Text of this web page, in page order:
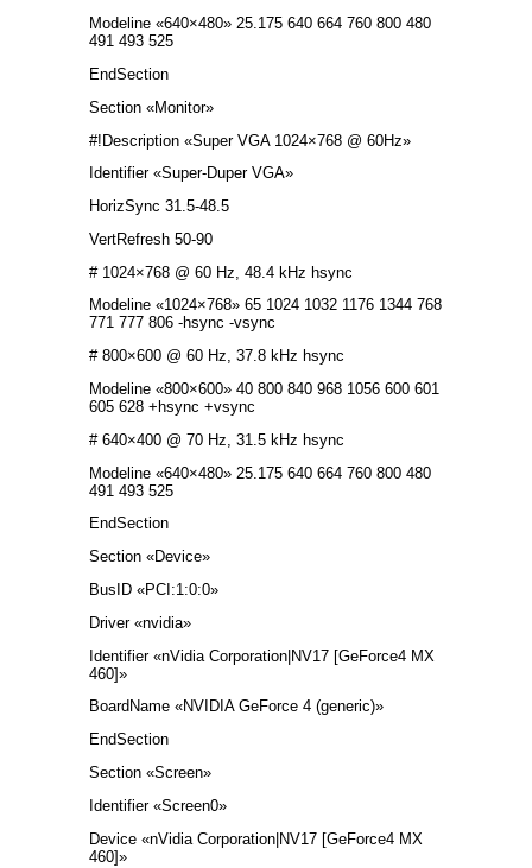
Modeline «640×480» 25.175 640 664 760 800 480
491 493 525
EndSection
Section «Monitor»
#!Description «Super VGA 1024×768 @ 60Hz»
Identifier «Super-Duper VGA»
HorizSync 31.5-48.5
VertRefresh 50-90
# 1024×768 @ 60 Hz, 48.4 kHz hsync
Modeline «1024×768» 65 1024 1032 1176 1344 768
771 777 806 -hsync -vsync
# 800×600 @ 60 Hz, 37.8 kHz hsync
Modeline «800×600» 40 800 840 968 1056 600 601
605 628 +hsync +vsync
# 640×400 @ 70 Hz, 31.5 kHz hsync
Modeline «640×480» 25.175 640 664 760 800 480
491 493 525
EndSection
Section «Device»
BusID «PCI:1:0:0»
Driver «nvidia»
Identifier «nVidia Corporation|NV17 [GeForce4 MX
460]»
BoardName «NVIDIA GeForce 4 (generic)»
EndSection
Section «Screen»
Identifier «Screen0»
Device «nVidia Corporation|NV17 [GeForce4 MX
460]»